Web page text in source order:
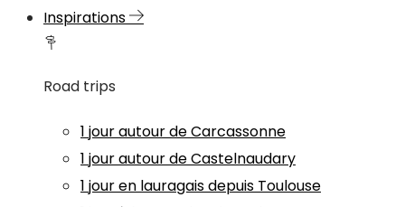
Inspirations
Road trips
1 jour autour de Carcassonne
1 jour autour de Castelnaudary
1 jour en lauragais depuis Toulouse